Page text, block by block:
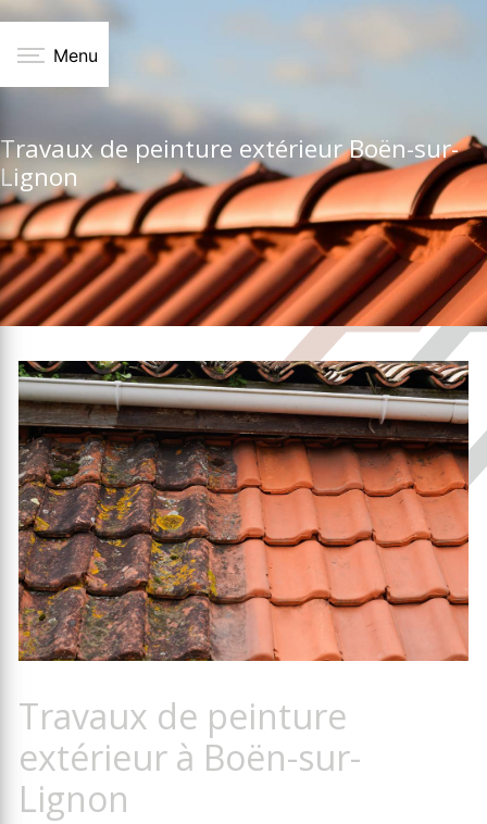
Panneau de gestion des cookies
Menu
Travaux de peinture extérieur Boën-sur-
Lignon
Travaux de peinture
extérieur à Boën-sur-
Lignon